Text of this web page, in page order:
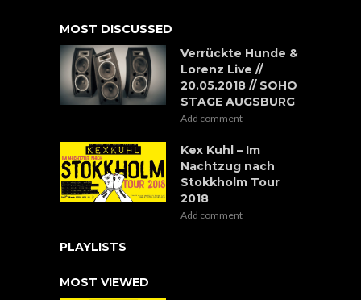
MOST DISCUSSED
Verrückte Hunde &
Lorenz Live //
20.05.2018 // SOHO
STAGE AUGSBURG
Add comment
Kex Kuhl – Im
Nachtzug nach
Stokkholm Tour
2018
Add comment
PLAYLISTS
MOST VIEWED